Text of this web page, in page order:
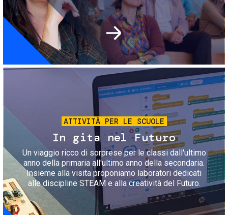
Immagine
ATTIVITÀ PER LE SCUOLE
In gita nel Futuro
Un viaggio ricco di sorprese per le classi dall'ultimo
anno della primaria all'ultimo anno della secondaria.
Insieme alla visita proponiamo laboratori dedicati
alle discipline STEAM e alla creatività del Futuro.